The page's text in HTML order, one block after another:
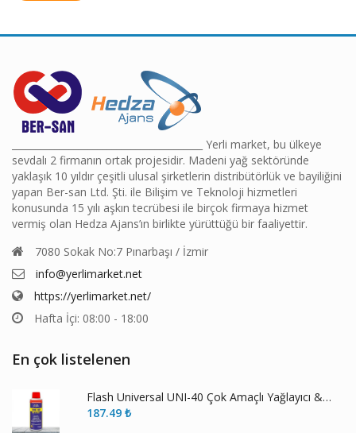
________________________________________ Yerli market, bu ülkeye
sevdalı 2 firmanın ortak projesidir. Madeni yağ sektöründe
yaklaşık 10 yıldır çeşitli ulusal şirketlerin distribütörlük ve bayiliğini
yapan Ber-san Ltd. Şti. ile Bilişim ve Teknoloji hizmetleri
konusunda 15 yılı aşkın tecrübesi ile birçok firmaya hizmet
vermiş olan Hedza Ajans’ın birlikte yürüttüğü bir faaliyettir.
7080 Sokak No:7 Pınarbaşı / İzmir
info@yerlimarket.net
https://yerlimarket.net/
Hafta İçi: 08:00 - 18:00
En çok listelenen
Flash Universal UNI-40 Çok Amaçlı Yağlayıcı & Pas Sökücü
187.49 ₺